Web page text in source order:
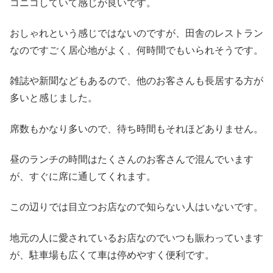
コニコしていて感じが良いです。
おしゃれという感じではないのですが、田舎のレストラン
なのですごく居心地がよく、何時間でもいられそうです。
雑誌や新聞などもあるので、他のお客さんも長居する方が
多いと感じました。
席数もかなり多いので、待ち時間もそれほどありません。
昼のランチの時間はたくさんのお客さんで混んでいます
が、すぐに席に通してくれます。
この辺りでは目立つお店なので知らない人はいないです。
地元の人に愛されているお店なのでいつも賑わっています
が、駐車場も広くて車は停めやすく便利です。